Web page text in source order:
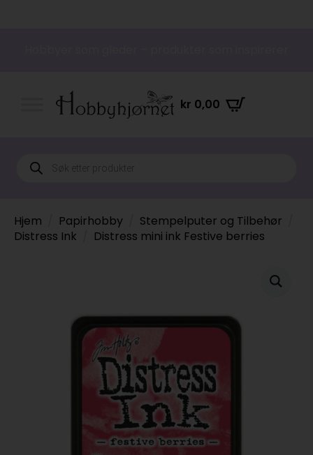
kr 0,00
Products
search
Hjem Papirhobby
Stempelputer og Tilbehør
Distress Ink
Distress mini ink Festive berries